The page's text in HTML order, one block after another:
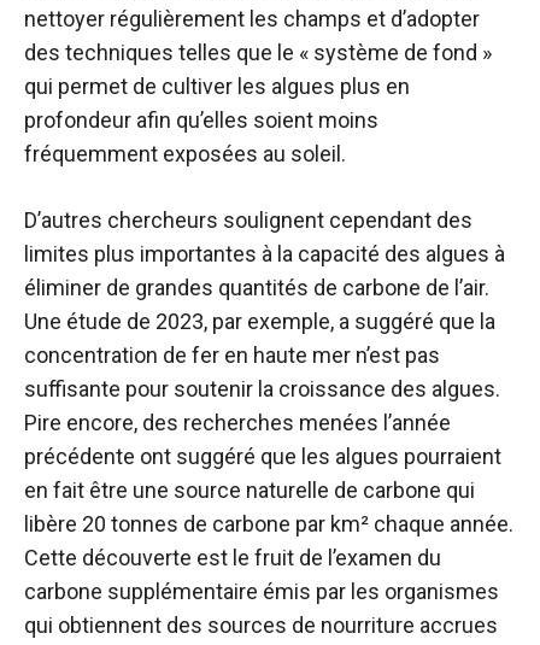
nettoyer régulièrement les champs et d’adopter
des techniques telles que le « système de fond »
qui permet de cultiver les algues plus en
profondeur afin qu’elles soient moins
fréquemment exposées au soleil.
D’autres chercheurs soulignent cependant des
limites plus importantes à la capacité des algues à
éliminer de grandes quantités de carbone de l’air.
Une étude de 2023, par exemple, a suggéré que la
concentration de fer en haute mer n’est pas
suffisante pour soutenir la croissance des algues.
Pire encore, des recherches menées l’année
précédente ont suggéré que les algues pourraient
en fait être une source naturelle de carbone qui
libère 20 tonnes de carbone par km² chaque année.
Cette découverte est le fruit de l’examen du
carbone supplémentaire émis par les organismes
qui obtiennent des sources de nourriture accrues